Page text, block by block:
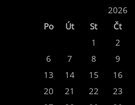
2026
Po
Út St Čt
1
2
6
7 8 9
13
14 15 16
20
21 22 23